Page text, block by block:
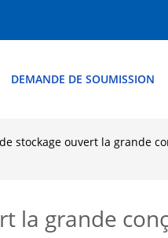
DEMANDE DE SOUMISSION
stockage ouvert la grande
la grande